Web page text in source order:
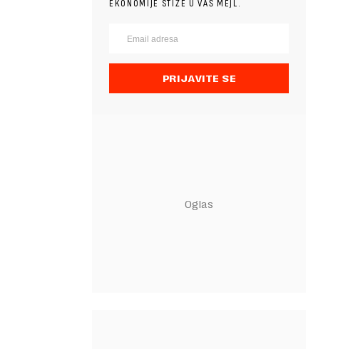
EKONOMIJE STIŽE U VAŠ MEJL.
PRIJAVITE SE